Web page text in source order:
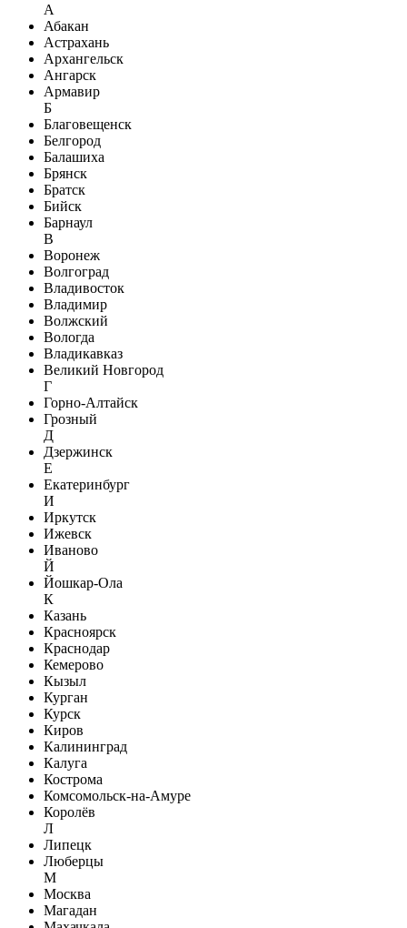
А
Абакан
Астрахань
Архангельск
Ангарск
Армавир
Б
Благовещенск
Белгород
Балашиха
Брянск
Братск
Бийск
Барнаул
В
Воронеж
Волгоград
Владивосток
Владимир
Волжский
Вологда
Владикавказ
Великий Новгород
Г
Горно-Алтайск
Грозный
Д
Дзержинск
Е
Екатеринбург
И
Иркутск
Ижевск
Иваново
Й
Йошкар-Ола
К
Казань
Красноярск
Краснодар
Кемерово
Кызыл
Курган
Курск
Киров
Калининград
Калуга
Кострома
Комсомольск-на-Амуре
Королёв
Л
Липецк
Люберцы
М
Москва
Магадан